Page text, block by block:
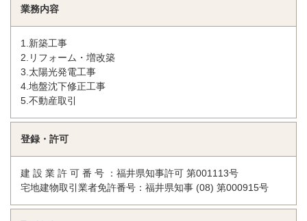
業務内容
1.新築工事
2.リフォーム・増改築
3.太陽光発電工事
4.地盤沈下修正工事
5.不動産取引
登録・許可
建 設 業 許 可 番 号 ：福井県知事許可 第001113号
宅地建物取引業者免許番号：福井県知事 (08) 第000915号